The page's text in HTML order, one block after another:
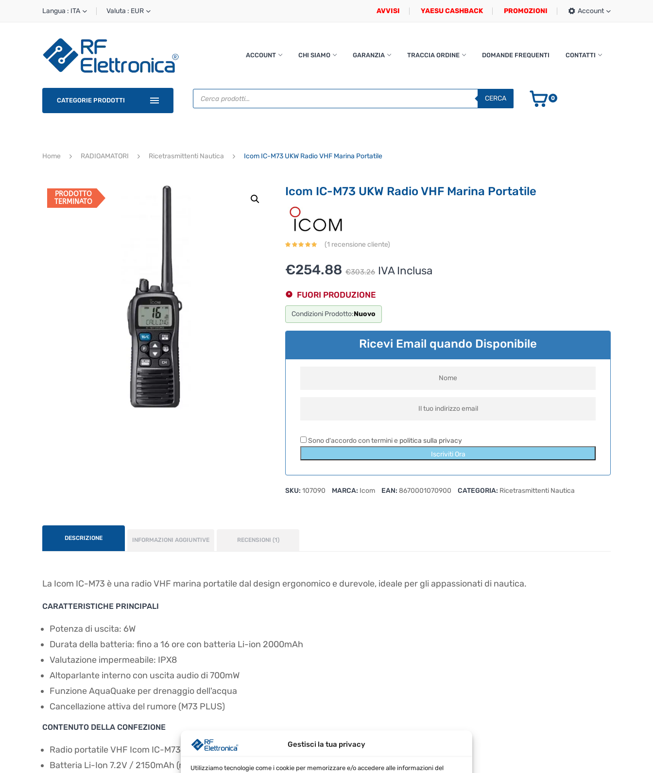
Gestisci la tua privacy
Utilizziamo tecnologie come i cookie per memorizzare e/o accedere alle informazioni del
Langua : ITA Valuta : EUR AVVISI YAESU CASHBACK PROMOZIONI Account
ACCOUNT CHI SIAMO GARANZIA TRACCIA ORDINE DOMANDE FREQUENTI CONTATTI
CATEGORIE PRODOTTI
Ricerca
prodotti
CERCA 0
Home RADIOAMATORI Ricetrasmittenti Nautica Icom IC-M73 UKW Radio VHF Marina Portatile
PRODOTTO
TERMINATO
Icom IC-M73 UKW Radio VHF Marina Portatile
(1 recensione cliente)
€303.26 Il
originale
era:
€303.26.
€254.88
Il
attuale
è:
€254.88.
IVA Inclusa
FUORI PRODUZIONE
Condizioni Prodotto:Nuovo
Ricevi Email quando Disponibile
Sono d'accordo con termini e politica sulla privacy
Iscriviti Ora
SKU: 107090 MARCA: Icom EAN: 8670001070900 CATEGORIA: Ricetrasmittenti Nautica
DESCRIZIONE INFORMAZIONI AGGIUNTIVE RECENSIONI (1)
La Icom IC-M73 è una radio VHF marina portatile dal design ergonomico e durevole, ideale per gli appassionati di nautica.
CARATTERISTICHE PRINCIPALI
Potenza di uscita: 6W
Durata della batteria: fino a 16 ore con batteria Li-ion 2000mAh
Valutazione impermeabile: IPX8
Altoparlante interno con uscita audio di 700mW
Funzione AquaQuake per drenaggio dell'acqua
Cancellazione attiva del rumore (M73 PLUS)
CONTENUTO DELLA CONFEZIONE
Radio portatile VHF Icom IC-M73
Batteria Li-Ion 7.2V / 2150mAh (min.), 2200mAh (tip.)